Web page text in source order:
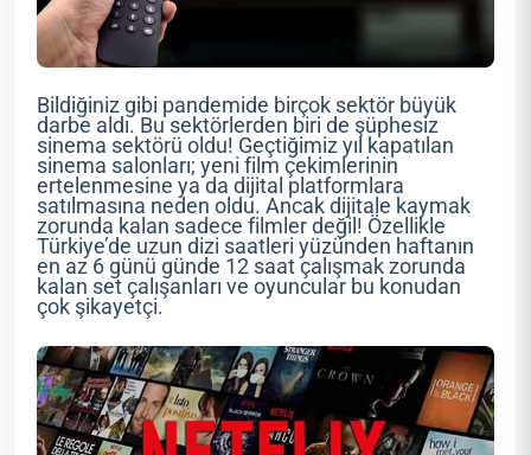
Bildiğiniz gibi pandemide birçok sektör büyük
darbe aldı. Bu sektörlerden biri de şüphesiz
sinema sektörü oldu! Geçtiğimiz yıl kapatılan
sinema salonları; yeni film çekimlerinin
ertelenmesine ya da dijital platformlara
satılmasına neden oldu. Ancak dijitale kaymak
zorunda kalan sadece filmler değil! Özellikle
Türkiye’de uzun dizi saatleri yüzünden haftanın
en az 6 günü günde 12 saat çalışmak zorunda
kalan set çalışanları ve oyuncular bu konudan
çok şikayetçi.